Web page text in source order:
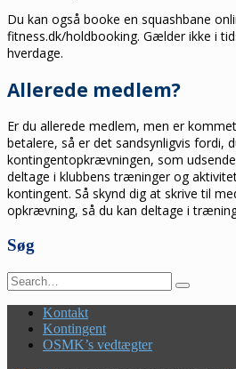
Du kan også booke en squashbane
fitness.dk/holdbooking. Gælder ikke i
hverdage.
Allerede medlem?
Er du allerede medlem, men er
betalere, så er det sandsynligvis fordi,
kontingentopkrævningen, som
deltage i klubbens træninger og
kontingent. Så skynd dig at skrive til
opkrævning, så du kan deltage i
Søg
Search
for:
Kontakt
Kontingent
OSMK’s vedtægter